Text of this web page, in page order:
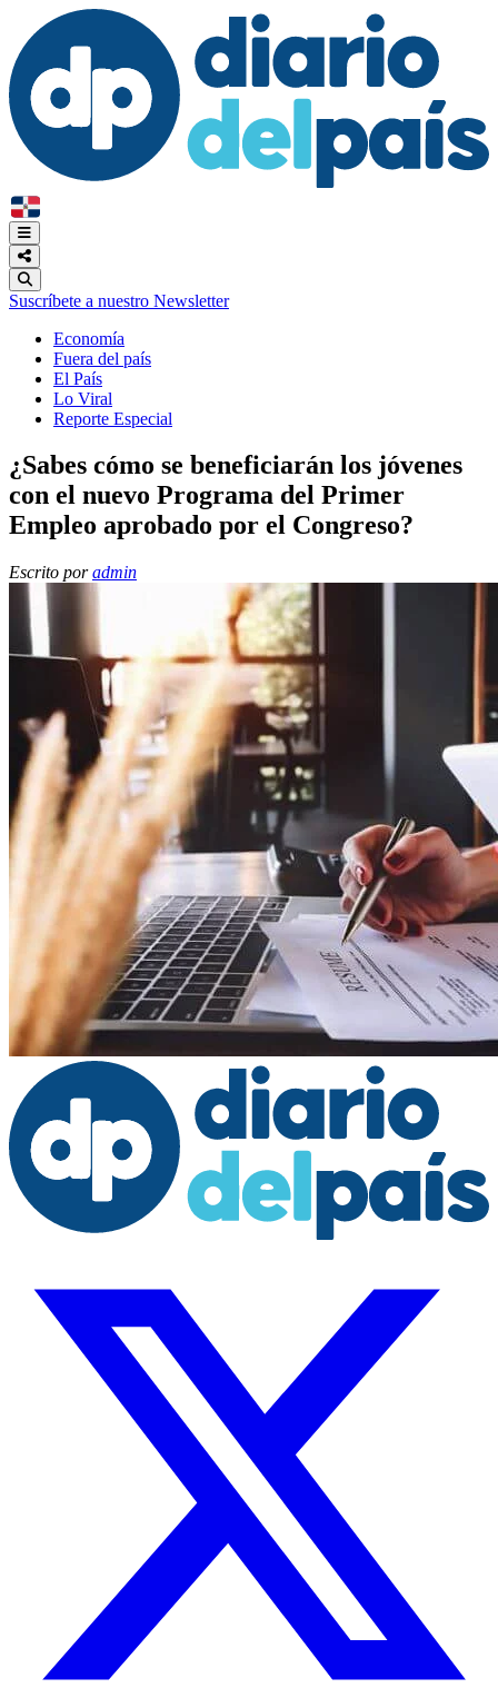
Suscríbete a nuestro Newsletter
Economía
Fuera del país
El País
Lo Viral
Reporte Especial
¿Sabes cómo se beneficiarán los jóvenes
con el nuevo Programa del Primer
Empleo aprobado por el Congreso?
Escrito poradmin